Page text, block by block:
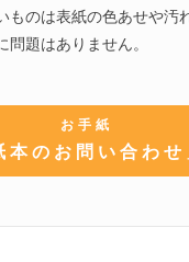
ものは表紙の色あせや汚
問題はありません。
お手紙
本のお問い合わせ